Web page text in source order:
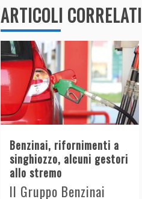
ARTICOLI CORRELATI
Benzinai, rifornimenti a
singhiozzo, alcuni gestori
allo stremo
Il Gruppo Benzinai